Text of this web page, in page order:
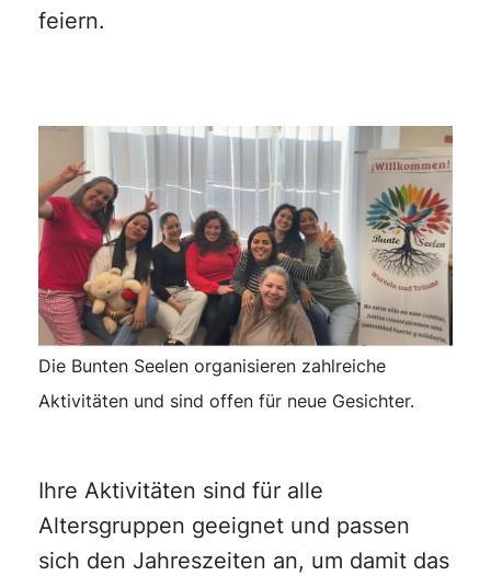
feiern.
Die Bunten Seelen organisieren zahlreiche
Aktivitäten und sind offen für neue Gesichter.
Ihre Aktivitäten sind für alle
Altersgruppen geeignet und passen
sich den Jahreszeiten an, um damit das